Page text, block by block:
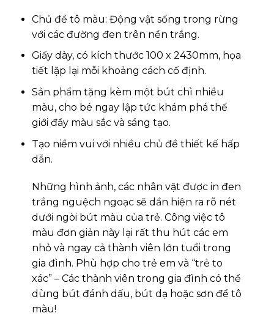
Chủ đề tô màu: Động vật sống trong rừng
với các đường đen trên nền trắng.
Giấy dày, có kích thước 100 x 2430mm, họa
tiết lặp lại mỗi khoảng cách cố định.
Sản phẩm tặng kèm một bút chì nhiều
màu, cho bé ngay lập tức khám phá thế
giới đầy màu sắc và sáng tạo.
Tạo niềm vui với nhiều chủ đề thiết kế hấp
dẫn.
Những hình ảnh, các nhân vật được in đen
trắng nguệch ngoạc sẽ dần hiện ra rõ nét
dưới ngòi bút màu của trẻ. Công việc tô
màu đơn giản này lại rất thu hút các em
nhỏ và ngay cả thành viên lớn tuổi trong
gia đình. Phù hợp cho trẻ em và “trẻ to
xác” – Các thành viên trong gia đình có thể
dùng bút đánh dấu, bút dạ hoặc sơn để tô
màu!